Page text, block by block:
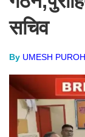
सचिव
By UMESH